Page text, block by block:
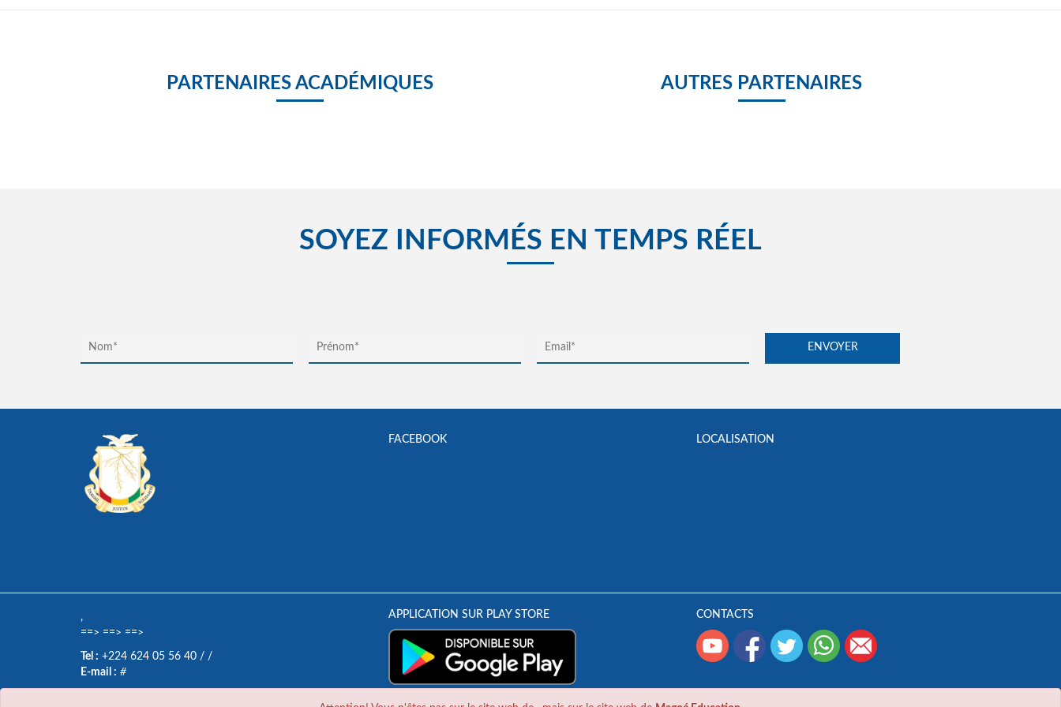
PARTENAIRES ACADÉMIQUES AUTRES PARTENAIRES
SOYEZ INFORMÉS EN TEMPS RÉEL
FACEBOOK LOCALISATION
,
==> ==> ==>
Tel : +224 624 05 56 40 / /
E-mail : #
APPLICATION SUR PLAY STORE CONTACTS